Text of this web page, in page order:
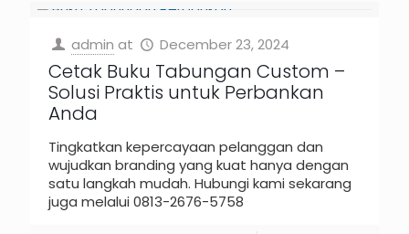
admin at December 23, 2024
Cetak Buku Tabungan Custom –
Solusi Praktis untuk Perbankan
Anda
Tingkatkan kepercayaan pelanggan dan
wujudkan branding yang kuat hanya dengan
satu langkah mudah. Hubungi kami sekarang
juga melalui 0813-2676-5758